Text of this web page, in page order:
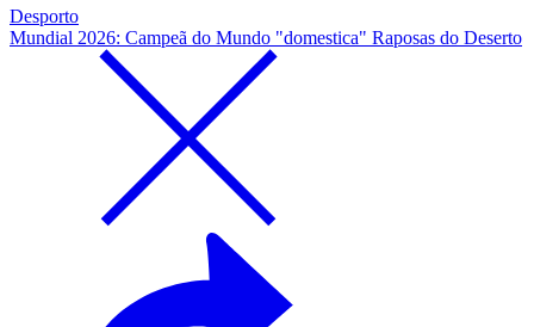
Desporto
Mundial 2026: Campeã do Mundo "domestica" Raposas do Deserto